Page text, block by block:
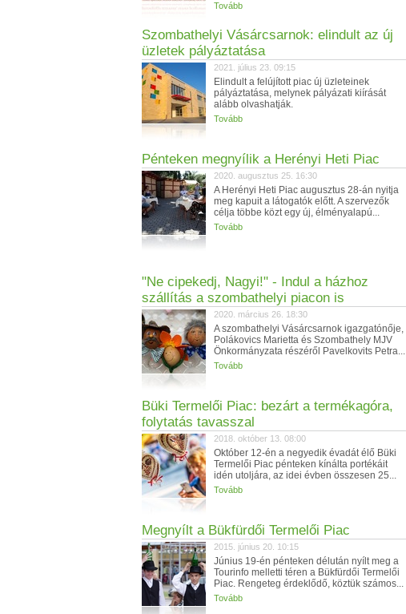
Tovább
Szombathelyi Vásárcsarnok: elindult az új
üzletek pályáztatása
2021. július 23. 09:15
Elindult a felújított piac új üzleteinek
pályáztatása, melynek pályázati kiírását
alább olvashatják.
Tovább
Pénteken megnyílik a Herényi Heti Piac
2020. augusztus 25. 16:30
A Herényi Heti Piac augusztus 28-án nyitja
meg kapuit a látogatók előtt. A szervezők
célja többe közt egy új, élményalapú...
Tovább
"Ne cipekedj, Nagyi!" - Indul a házhoz
szállítás a szombathelyi piacon is
2020. március 26. 18:30
A szombathelyi Vásárcsarnok igazgatónője,
Polákovics Marietta és Szombathely MJV
Önkormányzata részéről Pavelkovits Petra...
Tovább
Büki Termelői Piac: bezárt a termékagóra,
folytatás tavasszal
2018. október 13. 08:00
Október 12-én a negyedik évadát élő Büki
Termelői Piac pénteken kínálta portékáit
idén utoljára, az idei évben összesen 25...
Tovább
Megnyílt a Bükfürdői Termelői Piac
2015. június 20. 10:15
Június 19-én pénteken délután nyílt meg a
Tourinfo melletti téren a Bükfürdői Termelői
Piac. Rengeteg érdeklődő, köztük számos...
Tovább